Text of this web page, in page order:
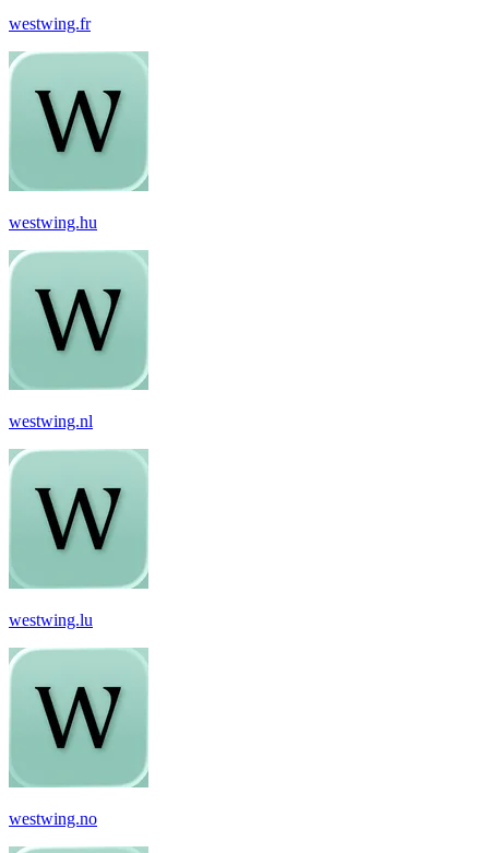
westwing.fr
westwing.hu
westwing.nl
westwing.lu
westwing.no